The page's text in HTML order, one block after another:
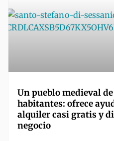
Un pueblo medieval
habitantes: ofrece
alquiler casi gratis y
negocio